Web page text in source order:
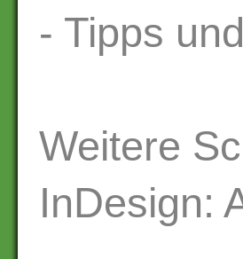
- Tipps
Weitere
InDesign: